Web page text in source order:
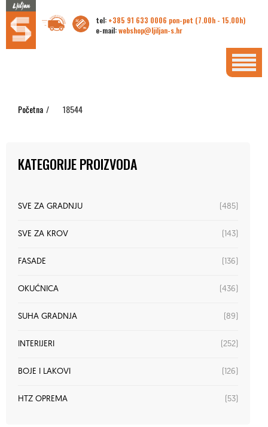
tel: +385 91 633 0006 pon-pet (7.00h - 15.00h)
e-mail:webshop@ljiljan-s.hr
Početna / 18544
KATEGORIJE PROIZVODA
SVE ZA GRADNJU (485)
SVE ZA KROV (143)
FASADE (136)
OKUĆNICA (436)
SUHA GRADNJA (89)
INTERIJERI (252)
BOJE I LAKOVI (126)
HTZ OPREMA (53)